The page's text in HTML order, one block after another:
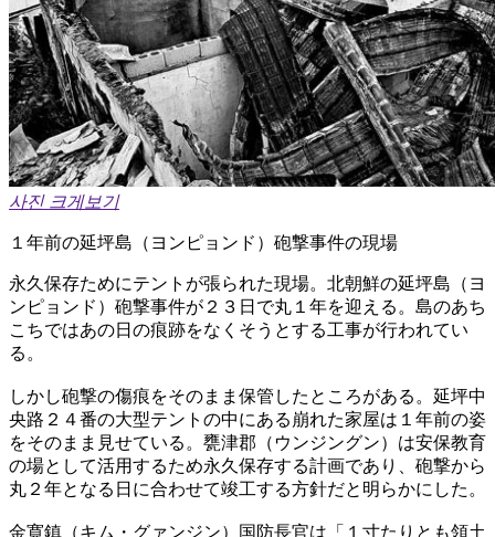
사진 크게보기
１年前の延坪島（ヨンピョンド）砲撃事件の現場
永久保存ためにテントが張られた現場。北朝鮮の延坪島（ヨ
ンピョンド）砲撃事件が２３日で丸１年を迎える。島のあち
こちではあの日の痕跡をなくそうとする工事が行われてい
る。
しかし砲撃の傷痕をそのまま保管したところがある。延坪中
央路２４番の大型テントの中にある崩れた家屋は１年前の姿
をそのまま見せている。甕津郡（ウンジングン）は安保教育
の場として活用するため永久保存する計画であり、砲撃から
丸２年となる日に合わせて竣工する方針だと明らかにした。
金寛鎮（キム・グァンジン）国防長官は「１寸たりとも領土